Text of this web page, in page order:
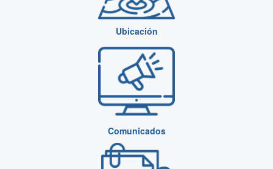
Ubicación
Comunicados